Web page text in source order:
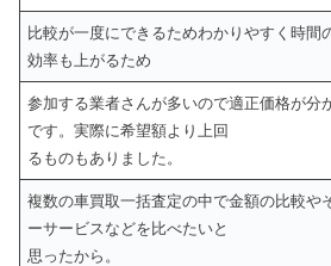
比較が一度にできるためわかりやすく時間
効率も上がるため
参加する業者さんが多いので適正価格が分
です。実際に希望額より上回
るものもありました。
複数の車買取一括査定の中で金額の比較や
ーサービスなどを比べたいと
思ったから。